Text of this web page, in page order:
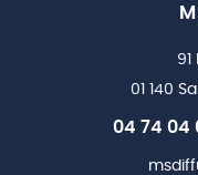
01 140
04 74 04